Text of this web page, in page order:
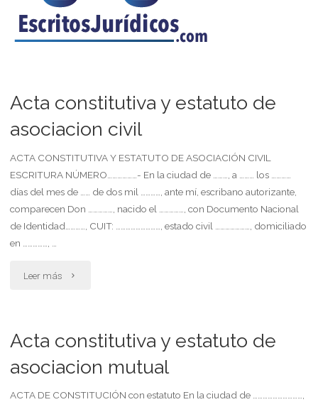
Acta constitutiva y estatuto de
asociacion civil
ACTA CONSTITUTIVA Y ESTATUTO DE ASOCIACIÓN CIVIL
ESCRITURA NÚMERO………………- En la ciudad de ………, a ……… los …………
días del mes de …… de dos mil …………, ante mí, escribano autorizante,
comparecen Don ……………, nacido el ……………, con Documento Nacional
de Identidad…………, CUIT: ………………………, estado civil …………………, domiciliado
en ……………, …
Leer más "Acta
estatuto
Acta constitutiva y estatuto de
asociacion mutual
ACTA DE CONSTITUCIÓN con estatuto En la ciudad de …………………………,